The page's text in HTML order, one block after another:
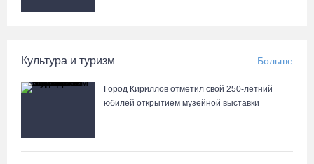
Культура и туризм Больше
Город Кириллов отметил свой 250-летний
юбилей открытием музейной выставки